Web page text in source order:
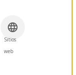

Sitios
web